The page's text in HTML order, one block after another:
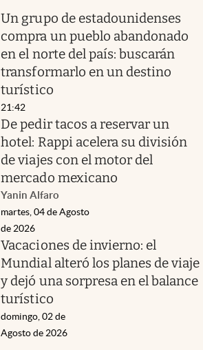
Un grupo de estadounidenses
compra un pueblo abandonado
en el norte del país: buscarán
transformarlo en un destino
turístico
21:42
De pedir tacos a reservar un
hotel: Rappi acelera su división
de viajes con el motor del
mercado mexicano
Yanin Alfaro
martes, 04 de Agosto
de 2026
Vacaciones de invierno: el
Mundial alteró los planes de viaje
y dejó una sorpresa en el balance
turístico
domingo, 02 de
Agosto de 2026